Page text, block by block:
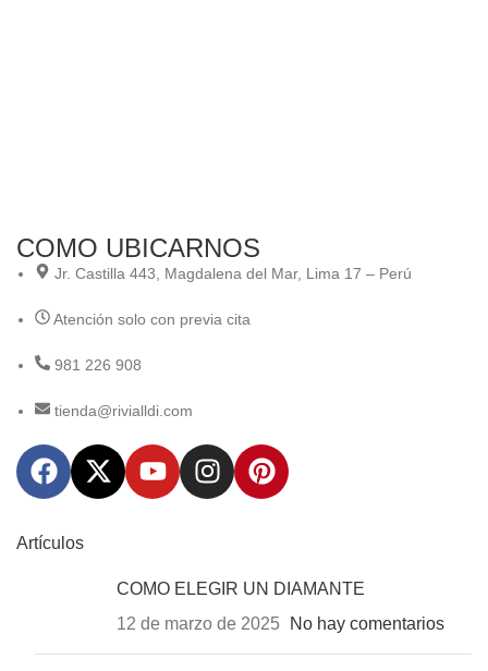
COMO UBICARNOS
Jr. Castilla 443, Magdalena del Mar, Lima 17 – Perú
Atención solo con previa cita
981 226 908
tienda@rivialldi.com
Artículos
COMO ELEGIR UN DIAMANTE
12 de marzo de 2025
No hay comentarios